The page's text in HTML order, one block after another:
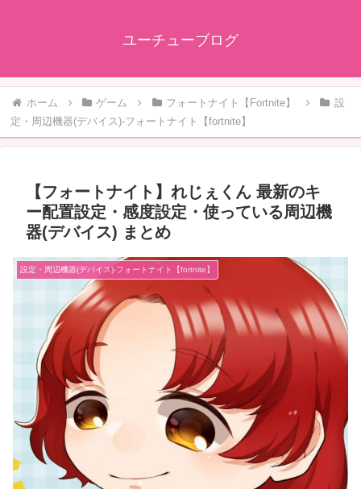
ユーチューブログ
ホーム ゲーム フォートナイト【Fortnite】
設
定・周辺機器(デバイス)-フォートナイト【fortnite】
【フォートナイト】れじぇくん 最新のキ
ー配置設定・感度設定・使っている周辺機
器(デバイス) まとめ
設定・周辺機器(デバイス)-フォートナイト【fortnite】